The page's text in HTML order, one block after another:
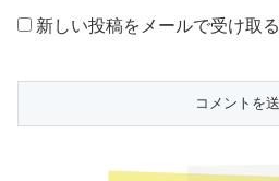
新しい投稿をメールで受け取る